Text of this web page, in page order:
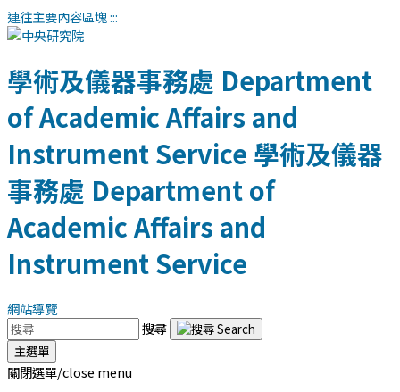
連往主要內容區塊:::
學術及儀器事務處 Department
of Academic Affairs and
Instrument Service 學術及儀器
事務處 Department of
Academic Affairs and
Instrument Service
網站導覽
搜尋
主選單
關閉選單/close menu